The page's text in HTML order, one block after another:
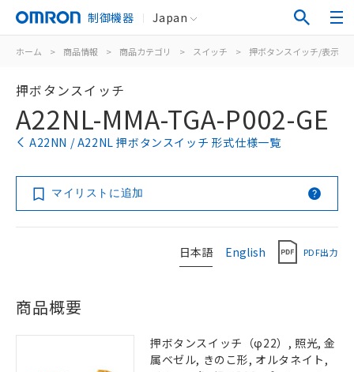
制御機器 Japan
ホーム > 商品情報 > 商品カテゴリ > スイッチ > 押ボタンスイッチ/表示灯
押ボタンスイッチ
A22NL-MMA-TGA-P002-GE
A22NN / A22NL 押ボタンスイッチ 形式仕様一覧
マイリストに追加
日本語 English PDF出力
商品概要
押ボタンスイッチ（φ22）, 照光, 金
属ベゼル, きのこ形, オルタネイト,